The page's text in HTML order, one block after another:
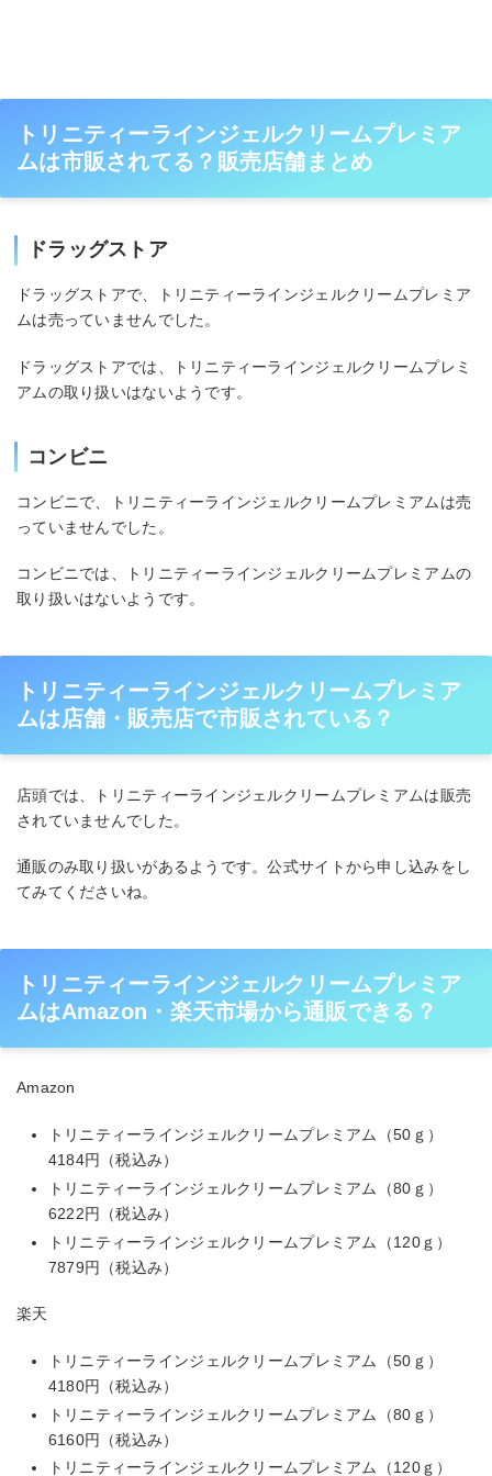
トリニティーラインジェルクリームプレミア
ムは市販されてる？販売店舗まとめ
ドラッグストア
ドラッグストアで、トリニティーラインジェルクリームプレミア
ムは売っていませんでした。
ドラッグストアでは、トリニティーラインジェルクリームプレミ
アムの取り扱いはないようです。
コンビニ
コンビニで、トリニティーラインジェルクリームプレミアムは売
っていませんでした。
コンビニでは、トリニティーラインジェルクリームプレミアムの
取り扱いはないようです。
トリニティーラインジェルクリームプレミア
ムは店舗・販売店で市販されている？
店頭では、トリニティーラインジェルクリームプレミアムは販売
されていませんでした。
通販のみ取り扱いがあるようです。公式サイトから申し込みをし
てみてくださいね。
トリニティーラインジェルクリームプレミア
ムはAmazon・楽天市場から通販できる？
Amazon
トリニティーラインジェルクリームプレミアム（50ｇ）
4184円（税込み）
トリニティーラインジェルクリームプレミアム（80ｇ）
6222円（税込み）
トリニティーラインジェルクリームプレミアム（120ｇ）
7879円（税込み）
楽天
トリニティーラインジェルクリームプレミアム（50ｇ）
4180円（税込み）
トリニティーラインジェルクリームプレミアム（80ｇ）
6160円（税込み）
トリニティーラインジェルクリームプレミアム（120ｇ）